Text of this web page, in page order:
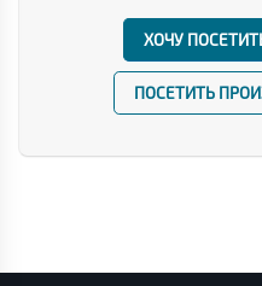
ХОЧУ
ПОСЕТИТЬ